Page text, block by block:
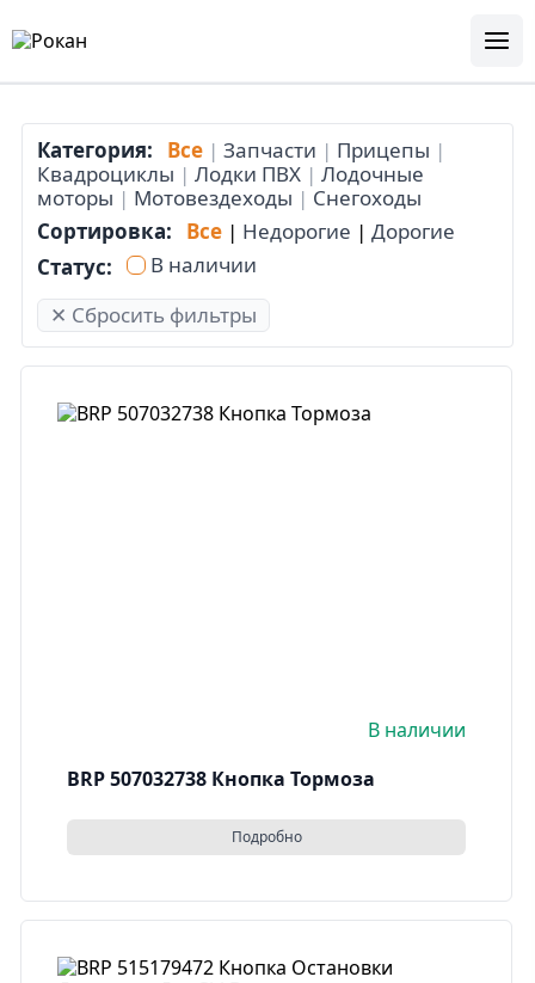
Категория: Все | Запчасти | Прицепы |
Квадроциклы | Лодки ПВХ | Лодочные
моторы | Мотовездеходы | Снегоходы
Сортировка:
Все | Недорогие | Дорогие
Статус:
В наличии
✕ Сбросить фильтры
В наличии
BRP 507032738 Кнопка Тормоза
Подробно